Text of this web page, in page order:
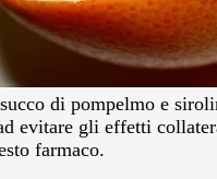
di pompelmo e
evitare gli effetti
farmaco.